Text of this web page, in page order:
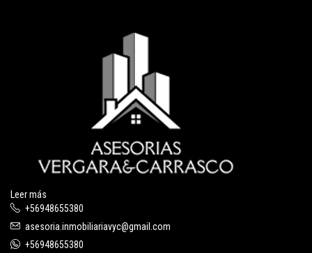
Leer más
+56948655380
asesoria.inmobiliariavyc@gmail.com
+56948655380